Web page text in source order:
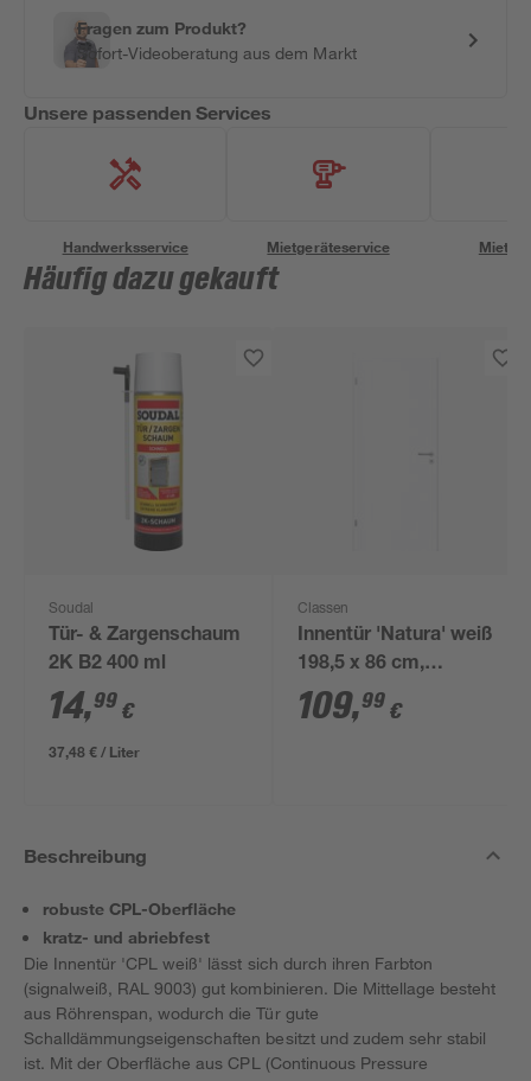
Fragen zum Produkt?
Sofort-Videoberatung aus dem Markt
Unsere passenden Services
Handwerksservice Mietgeräteservice
Häufig dazu gekauft
Soudal
Tür- & Zargenschaum
2K B2 400 ml
14,99 €
37,48 € / Liter
Classen
Innentür 'Natura' weiß
198,5 x 86 cm,
Linksanschlag
109,99 €
Beschreibung
robuste CPL-Oberfläche
kratz- und abriebfest
Die Innentür 'CPL weiß' lässt sich durch ihren Farbton
(signalweiß, RAL 9003) gut kombinieren. Die Mittellage besteht
aus Röhrenspan, wodurch die Tür gute
Schalldämmungseigenschaften besitzt und zudem sehr stabil
ist. Mit der Oberfläche aus CPL (Continuous Pressure